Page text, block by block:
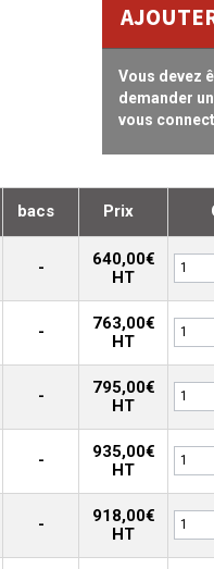
Vous devez
demander
vous
bacs Prix
-
640,00€
HT
-
763,00€
HT
-
795,00€
HT
-
935,00€
HT
-
918,00€
HT